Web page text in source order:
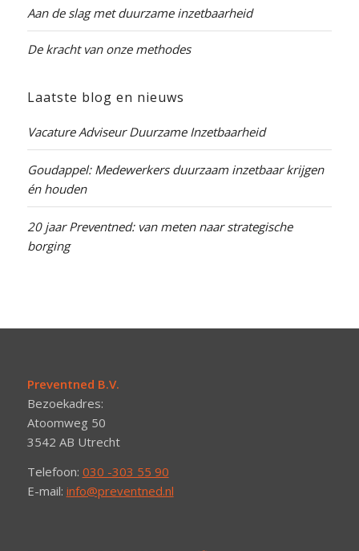
Aan de slag met duurzame inzetbaarheid
De kracht van onze methodes
Laatste blog en nieuws
Vacature Adviseur Duurzame Inzetbaarheid
Goudappel: Medewerkers duurzaam inzetbaar krijgen
én houden
20 jaar Preventned: van meten naar strategische
borging
Preventned B.V.
Bezoekadres:
Atoomweg 50
3542 AB Utrecht
Telefoon: 030 -303 55 90
E-mail: info@preventned.nl